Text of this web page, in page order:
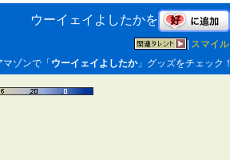
ウーイェイよしたかを
スマイル
マゾンで「 ウーイェイよしたか」グッズをチェック！